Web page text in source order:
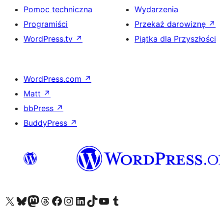
Pomoc techniczna
Programiści
WordPress.tv ↗
Wydarzenia
Przekaż darowiznę ↗
Piątka dla Przyszłości
WordPress.com ↗
Matt ↗
bbPress ↗
BuddyPress ↗
Odwiedź nasze konto X (dawniej Twitter)
Odwiedź nasze konto Bluesky
Odwiedź nasze konto na Mastodoncie
Odwiedź naszego Threadsa
Odwiedź naszego Facebooka
Odwiedź nasze konto na Instagramie
Odwiedź nasze konto na LinkedIn
Odwiedź naszego TikToka
Odwiedź nasz kanał YouTube
Odwiedź naszego Tumblra